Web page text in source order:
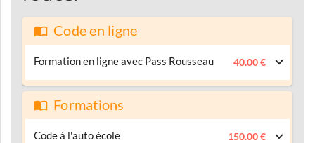
Code en ligne
Formation en ligne avec Pass Rousseau 40.00 €
Formations
Code à l'auto école 150.00 €